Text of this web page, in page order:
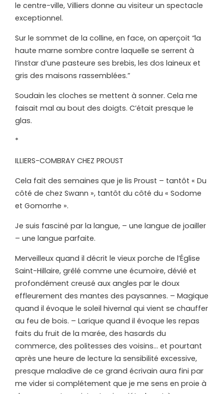
le centre-ville, Villiers donne au visiteur un spectacle
exceptionnel.
Sur le sommet de la colline, en face, on aperçoit “la
haute marne sombre contre laquelle se serrent à
l’instar d’une pasteure ses brebis, les dos laineux et
gris des maisons rassemblées.”
Soudain les cloches se mettent à sonner. Cela me
faisait mal au bout des doigts. C’était presque le
glas.
*
ILLIERS-COMBRAY CHEZ PROUST
Cela fait des semaines que je lis Proust – tantôt « Du
côté de chez Swann », tantôt du côté du « Sodome
et Gomorrhe ».
Je suis fasciné par la langue, – une langue de joailler
– une langue parfaite.
Merveilleux quand il décrit le vieux porche de l’Église
Saint-Hillaire, grêlé comme une écumoire, dévié et
profondément creusé aux angles par le doux
effleurement des mantes des paysannes. – Magique
quand il évoque le soleil hivernal qui vient se chauffer
au feu de bois. – Larique quand il évoque les repas
faits du fruit de la marée, des hasards du
commerce, des politesses des voisins… et pourtant
après une heure de lecture la sensibilité excessive,
presque maladive de ce grand écrivain aura fini par
me vider si complétement que je me sens en proie à